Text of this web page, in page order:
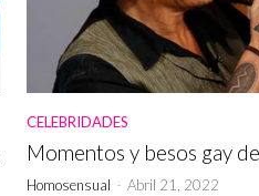
CELEBRIDADES
Momentos y besos gay
Homosensual - Abril 21, 2022